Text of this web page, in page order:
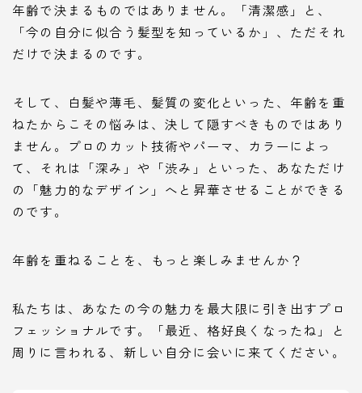
年齢で決まるものではありません。「清潔感」と、
「今の自分に似合う髪型を知っているか」、ただそれ
だけで決まるのです。
そして、白髪や薄毛、髪質の変化といった、年齢を重
ねたからこその悩みは、決して隠すべきものではあり
ません。プロのカット技術やパーマ、カラーによっ
て、それは「深み」や「渋み」といった、あなただけ
の「魅力的なデザイン」へと昇華させることができる
のです。
年齢を重ねることを、もっと楽しみませんか？
私たちは、あなたの今の魅力を最大限に引き出すプロ
フェッショナルです。「最近、格好良くなったね」と
周りに言われる、新しい自分に会いに来てください。